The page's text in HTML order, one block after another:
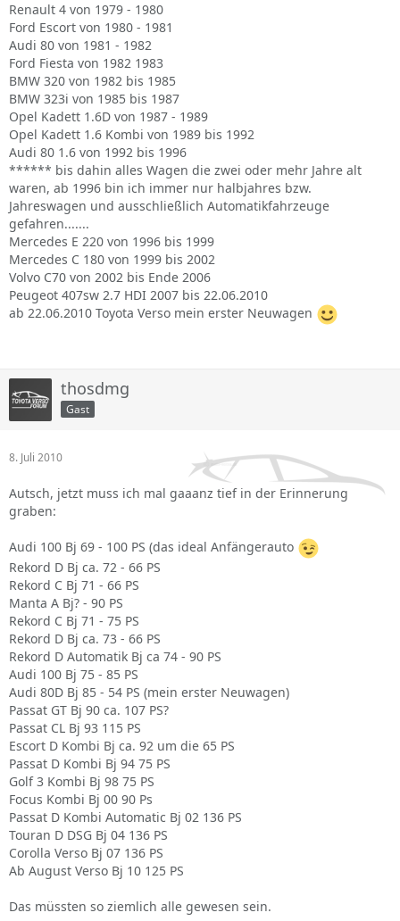
Renault 4 von 1979 - 1980
Ford Escort von 1980 - 1981
Audi 80 von 1981 - 1982
Ford Fiesta von 1982 1983
BMW 320 von 1982 bis 1985
BMW 323i von 1985 bis 1987
Opel Kadett 1.6D von 1987 - 1989
Opel Kadett 1.6 Kombi von 1989 bis 1992
Audi 80 1.6 von 1992 bis 1996
****** bis dahin alles Wagen die zwei oder mehr Jahre alt
waren, ab 1996 bin ich immer nur halbjahres bzw.
Jahreswagen und ausschließlich Automatikfahrzeuge
gefahren.......
Mercedes E 220 von 1996 bis 1999
Mercedes C 180 von 1999 bis 2002
Volvo C70 von 2002 bis Ende 2006
Peugeot 407sw 2.7 HDI 2007 bis 22.06.2010
ab 22.06.2010 Toyota Verso mein erster Neuwagen
thosdmg
Gast
8. Juli 2010
Autsch, jetzt muss ich mal gaaanz tief in der Erinnerung
graben:
Audi 100 Bj 69 - 100 PS (das ideal Anfängerauto
Rekord D Bj ca. 72 - 66 PS
Rekord C Bj 71 - 66 PS
Manta A Bj? - 90 PS
Rekord C Bj 71 - 75 PS
Rekord D Bj ca. 73 - 66 PS
Rekord D Automatik Bj ca 74 - 90 PS
Audi 100 Bj 75 - 85 PS
Audi 80D Bj 85 - 54 PS (mein erster Neuwagen)
Passat GT Bj 90 ca. 107 PS?
Passat CL Bj 93 115 PS
Escort D Kombi Bj ca. 92 um die 65 PS
Passat D Kombi Bj 94 75 PS
Golf 3 Kombi Bj 98 75 PS
Focus Kombi Bj 00 90 Ps
Passat D Kombi Automatic Bj 02 136 PS
Touran D DSG Bj 04 136 PS
Corolla Verso Bj 07 136 PS
Ab August Verso Bj 10 125 PS
Das müssten so ziemlich alle gewesen sein.